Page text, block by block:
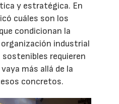
y estratégica. En
cuáles son los
condicionan la
industrial
sostenibles requieren
más allá de la
concretos.